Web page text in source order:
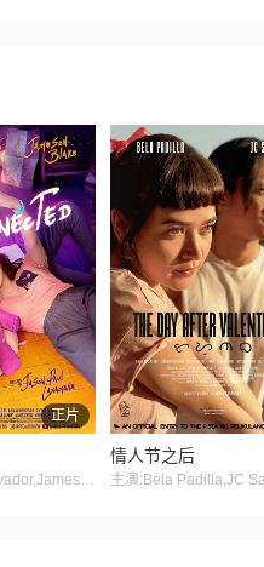
正片
主演:Janella Salvador,Jameson Blake,Ruby Rodriguez
情人节之后